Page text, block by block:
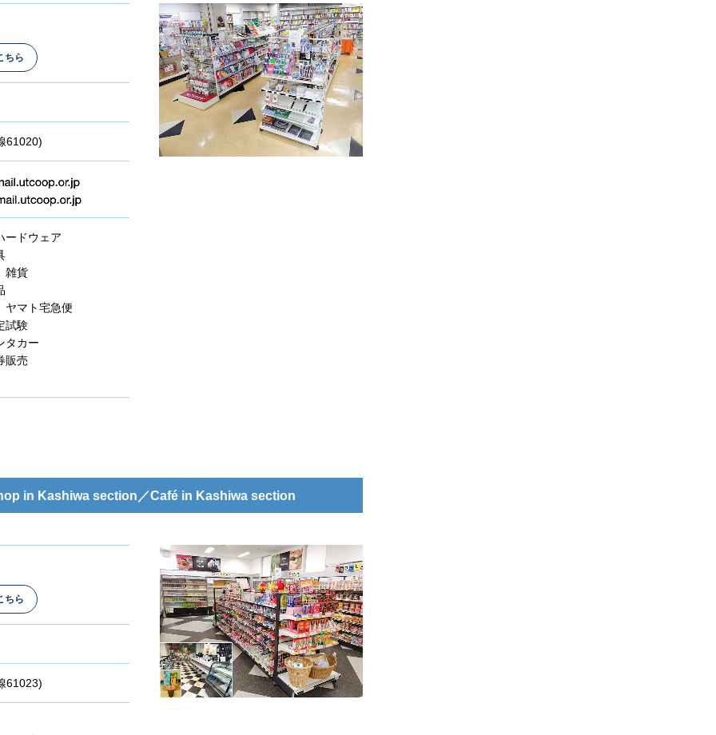
ちら
61020)
ードウェア
雑貨
ヤマト宅急便
試験
タカー
販売
in Kashiwa section／Café in Kashiwa section
ちら
61023)